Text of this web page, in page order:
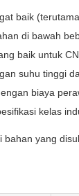
baik
di bawah
baik untuk
suhu tinggi
biaya
kelas
yang